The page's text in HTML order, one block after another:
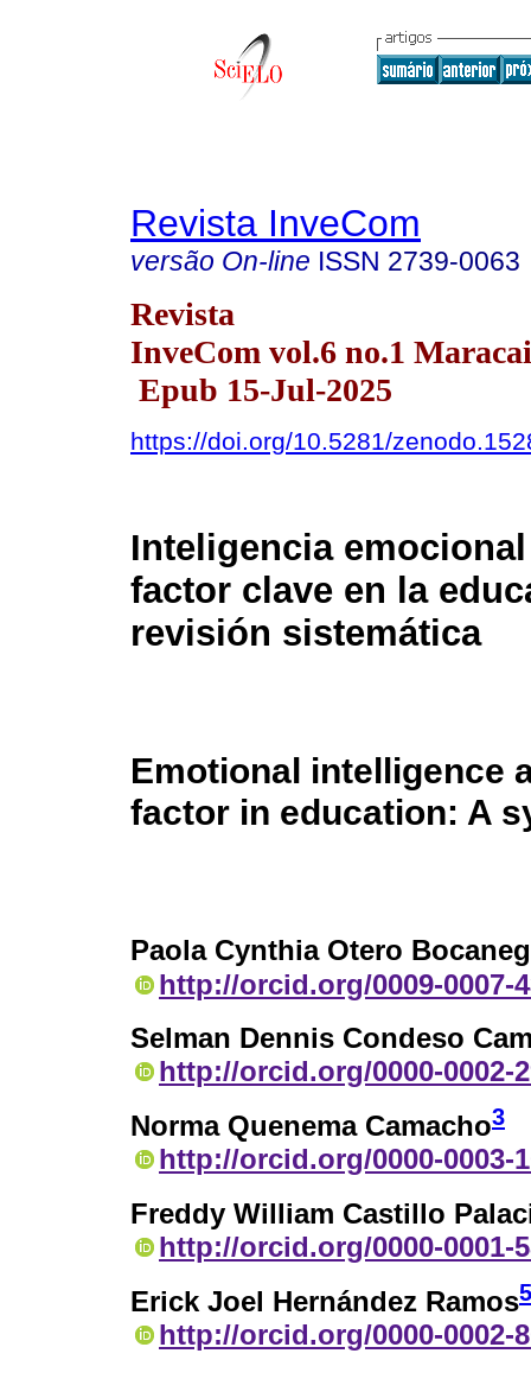
Revista InveCom
versão On-line ISSN 2739-0063
Revista
InveCom vol.6 no.1
Epub 15-Jul-2025
https://doi.org/10.5281/
Inteligencia
factor clave en la
revisión sistemática
Emotional intelligence
factor in education: A
Paola Cynthia Otero
http://orcid.org/0009-0007-
Selman Dennis Condeso
http://orcid.org/0000-0002-
Norma Quenema Camacho3
http://orcid.org/0000-0003-
Freddy William Castillo
http://orcid.org/0000-0001-
Erick Joel Hernández Ramos5
http://orcid.org/0000-0002-